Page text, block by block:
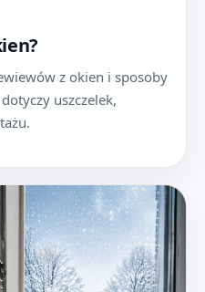
z okien i sposoby
uszczelek,